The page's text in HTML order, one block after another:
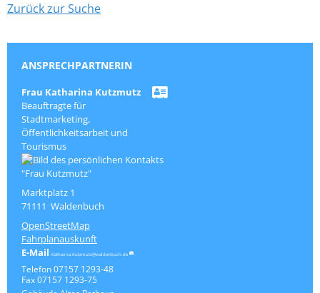
Zurück zur Suche
ANSPRECHPARTNERIN
Frau Katharina Kutzmutz
Beauftragte für
Stadtmarketing,
Öffentlichkeitsarbeit und
Tourismus
Marktplatz 1
71111 Waldenbuch
OpenStreetMap
Fahrplanauskunft
Katharina.Kutzmutz@waldenbuch.de
Telefon 07157 1293-48
Fax 07157 1293-75